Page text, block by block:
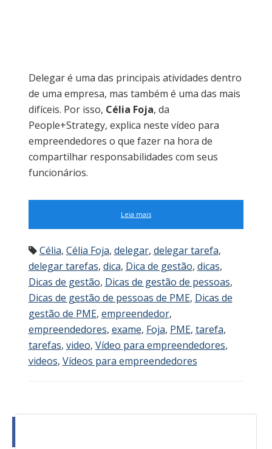
Delegar é uma das principais atividades dentro
de uma empresa, mas também é uma das mais
difíceis. Por isso, Célia Foja, da
People+Strategy, explica neste vídeo para
empreendedores o que fazer na hora de
compartilhar responsabilidades com seus
funcionários.
Leia mais
Célia, Célia Foja, delegar, delegar tarefa,
delegar tarefas, dica, Dica de gestão, dicas,
Dicas de gestão, Dicas de gestão de pessoas,
Dicas de gestão de pessoas de PME, Dicas de
gestão de PME, empreendedor,
empreendedores, exame, Foja, PME, tarefa,
tarefas, video, Vídeo para empreendedores,
videos, Vídeos para empreendedores